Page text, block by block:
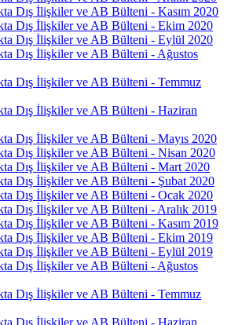
Dış İlişkiler ve AB Bülteni - Kasım 2020
Dış İlişkiler ve AB Bülteni - Ekim 2020
Dış İlişkiler ve AB Bülteni - Eylül 2020
Dış İlişkiler ve AB Bülteni - Ağustos
Dış İlişkiler ve AB Bülteni - Temmuz
Dış İlişkiler ve AB Bülteni - Haziran
Dış İlişkiler ve AB Bülteni - Mayıs 2020
Dış İlişkiler ve AB Bülteni - Nisan 2020
Dış İlişkiler ve AB Bülteni - Mart 2020
Dış İlişkiler ve AB Bülteni - Şubat 2020
Dış İlişkiler ve AB Bülteni - Ocak 2020
Dış İlişkiler ve AB Bülteni - Aralık 2019
Dış İlişkiler ve AB Bülteni - Kasım 2019
Dış İlişkiler ve AB Bülteni - Ekim 2019
Dış İlişkiler ve AB Bülteni - Eylül 2019
Dış İlişkiler ve AB Bülteni - Ağustos
Dış İlişkiler ve AB Bülteni - Temmuz
Dış İlişkiler ve AB Bülteni - Haziran